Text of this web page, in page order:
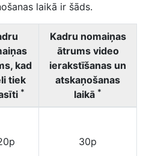
laikā ir šāds.
kad
tiek
*
Kadru nomaiņas
ātrums video
ierakstīšanas un
atskaņošanas
laikā *
30p